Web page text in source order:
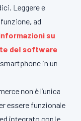
Leggere e
ad
su
del software
in un
non è l’unica
essere funzionale
integrato con le